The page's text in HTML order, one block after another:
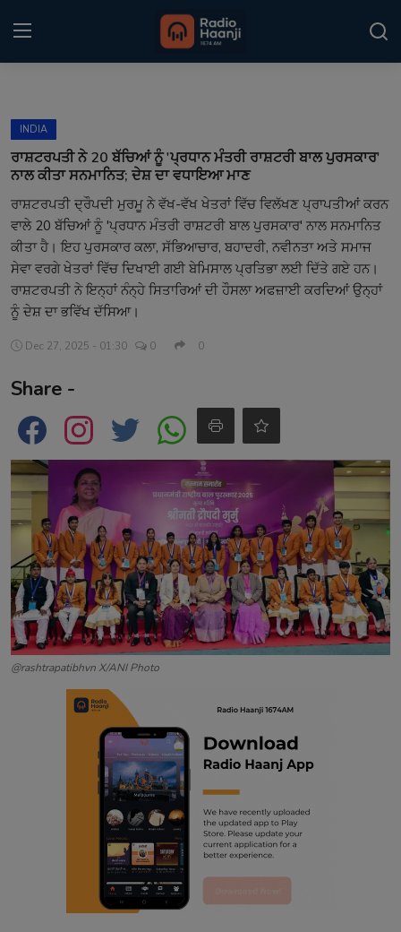
Home
Kitaab Kahani
Gallery
Sponsors
Matrimonial
Event
Contact
INDIA
ਰਾਸ਼ਟਰਪਤੀ ਨੇ 20 ਬੱਚਿਆਂ ਨੂੰ 'ਪ੍ਰਧਾਨ ਮੰਤਰੀ ਰਾਸ਼ਟਰੀ ਬਾਲ ਪੁਰਸਕਾਰ'
ਨਾਲ ਕੀਤਾ ਸਨਮਾਨਿਤ; ਦੇਸ਼ ਦਾ ਵਧਾਇਆ ਮਾਣ
ਰਾਸ਼ਟਰਪਤੀ ਦ੍ਰੌਪਦੀ ਮੁਰਮੂ ਨੇ ਵੱਖ-ਵੱਖ ਖੇਤਰਾਂ ਵਿੱਚ ਵਿਲੱਖਣ ਪ੍ਰਾਪਤੀਆਂ ਕਰਨ
ਵਾਲੇ 20 ਬੱਚਿਆਂ ਨੂੰ 'ਪ੍ਰਧਾਨ ਮੰਤਰੀ ਰਾਸ਼ਟਰੀ ਬਾਲ ਪੁਰਸਕਾਰ' ਨਾਲ ਸਨਮਾਨਿਤ
ਕੀਤਾ ਹੈ। ਇਹ ਪੁਰਸਕਾਰ ਕਲਾ, ਸੱਭਿਆਚਾਰ, ਬਹਾਦਰੀ, ਨਵੀਨਤਾ ਅਤੇ ਸਮਾਜ
ਸੇਵਾ ਵਰਗੇ ਖੇਤਰਾਂ ਵਿੱਚ ਦਿਖਾਈ ਗਈ ਬੇਮਿਸਾਲ ਪ੍ਰਤਿਭਾ ਲਈ ਦਿੱਤੇ ਗਏ ਹਨ।
ਰਾਸ਼ਟਰਪਤੀ ਨੇ ਇਨ੍ਹਾਂ ਨੰਨ੍ਹੇ ਸਿਤਾਰਿਆਂ ਦੀ ਹੌਸਲਾ ਅਫਜ਼ਾਈ ਕਰਦਿਆਂ ਉਨ੍ਹਾਂ
ਨੂੰ ਦੇਸ਼ ਦਾ ਭਵਿੱਖ ਦੱਸਿਆ।
Dec 27, 2025 - 01:30 0 0
Share -
@rashtrapatibhvn X/ANI Photo